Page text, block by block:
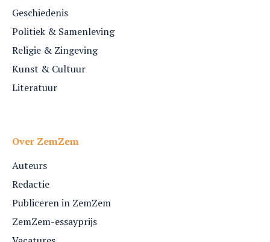
Geschiedenis
Politiek & Samenleving
Religie & Zingeving
Kunst & Cultuur
Literatuur
Over ZemZem
Auteurs
Redactie
Publiceren in ZemZem
ZemZem-essayprijs